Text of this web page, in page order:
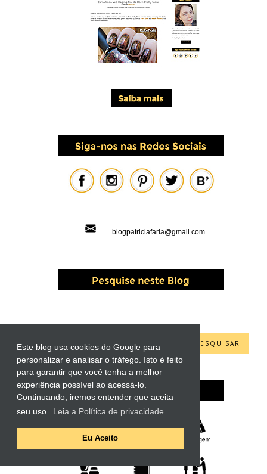
Este blog usa cookies do Google para
personalizar e analisar o tráfego. Isto é feito
para garantir que você tenha a melhor
experiência possível ao acessá-lo.
Continuando, iremos entender que aceita
seu uso.
Leia a Política de privacidade.
Eu Aceito
blogpatriciafaria@gmail.com